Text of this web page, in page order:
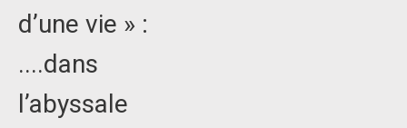
d’une vie » :
....dans
l’abyssale